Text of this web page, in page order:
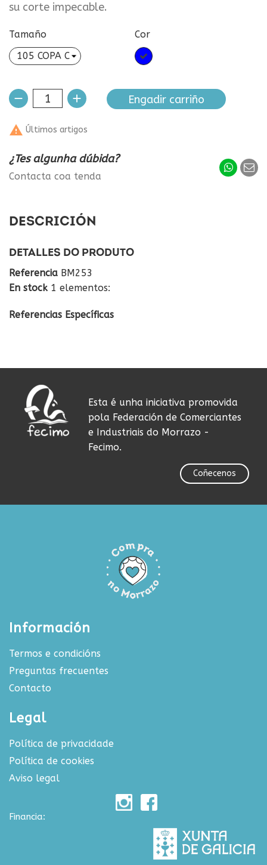
su corte impecable.
Tamaño Cor
Azul
Engadir carriño
 Últimos artigos
¿Tes algunha dúbida?
Contacta coa tenda
DESCRICIÓN
DETALLES DO PRODUTO
Referencia BM253
En stock 1 elementos:
Referencias Específicas
Esta é unha iniciativa promovida
pola Federación de Comerciantes
e Industriais do Morrazo -
Fecimo.
Coñecenos
Información
Termos e condicións
Preguntas frecuentes
Contacto
Legal
Política de privacidade
Política de cookies
Aviso legal
Financia: